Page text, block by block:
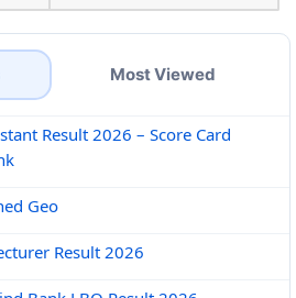
Most Viewed
Result 2026 – Score Card
Geo
Result 2026